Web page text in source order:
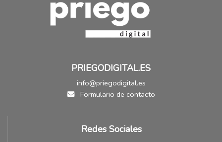
PRIEGODIGITAL.ES
info@priegodigital.es
Formulario de contacto
Redes Sociales